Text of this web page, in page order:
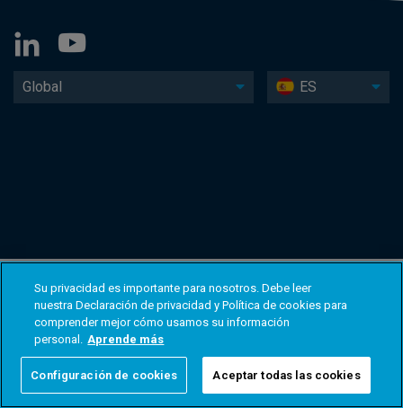
Global ES
Su privacidad es importante para nosotros. Debe leer
nuestra Declaración de privacidad y Política de cookies para
comprender mejor cómo usamos su información
personal. Aprende más
Configuración de cookies Aceptar todas las cookies